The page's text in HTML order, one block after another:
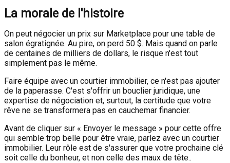
La morale de l'histoire
On peut négocier un prix sur Marketplace pour une table de
salon égratignée. Au pire, on perd 50 $. Mais quand on parle
de centaines de milliers de dollars, le risque n'est tout
simplement pas le même.
Faire équipe avec un courtier immobilier, ce n'est pas ajouter
de la paperasse. C'est s'offrir un bouclier juridique, une
expertise de négociation et, surtout, la certitude que votre
rêve ne se transformera pas en cauchemar financier.
Avant de cliquer sur « Envoyer le message » pour cette offre
qui semble trop belle pour être vraie, parlez avec un courtier
immobilier. Leur rôle est de s'assurer que votre prochaine clé
soit celle du bonheur, et non celle des maux de tête..